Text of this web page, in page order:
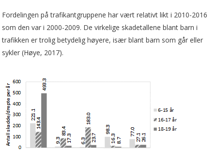
Fordelingen på trafikantgruppene har vært relativt likt i 2010-2016
som den var i 2000-2009. De virkelige skadetallene blant barn i
trafikken er trolig betydelig høyere, især blant barn som går eller
sykler (Høye, 2017).